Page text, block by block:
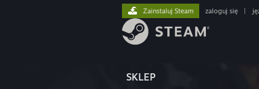
SKLEP
Zainstaluj Steam zaloguj się